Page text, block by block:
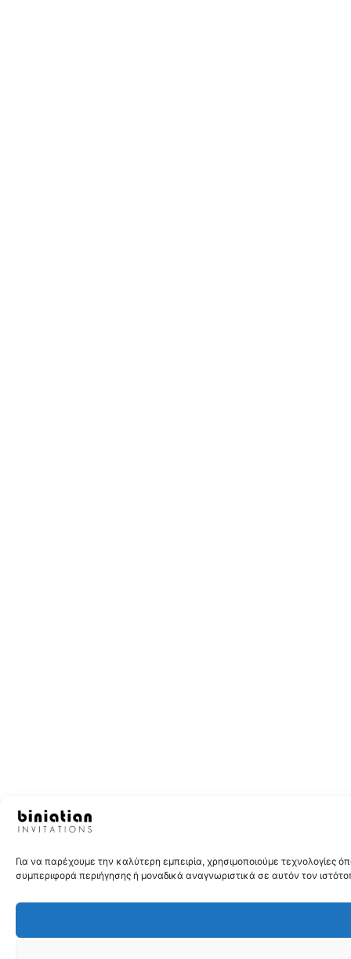
Για να παρέχουμε την καλύτερη εμπειρία, χρησιμοποιούμε
συμπεριφορά περιήγησης ή μοναδικά αναγνωριστικά σε αυτόν τον